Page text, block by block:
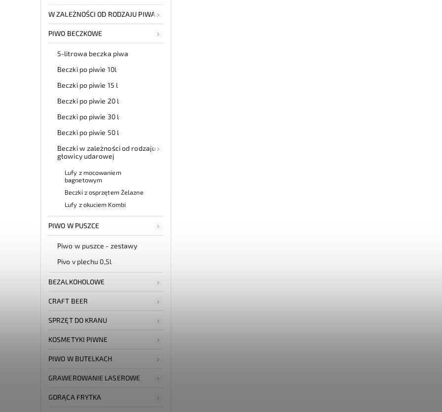
W ZALEŻNOŚCI OD RODZAJU PIWA
PIWO BECZKOWE
5-litrowa beczka piwa
Beczki po piwie 10l
Beczki po piwie 15 l
Beczki po piwie 20 l
Beczki po piwie 30 l
Beczki po piwie 50 l
Beczki w zależności od rodzaju
głowicy udarowej
Lufy z mocowaniem
bagnetowym
Beczki z osprzętem Żelazne
Lufy z okuciem Kombi
PIWO W PUSZCE
Piwo w puszce - zestawy
Pivo v plechu 0,5l
BEZALKOHOLOWE
CRAFT BEER
SPRZĘT DO KRANU
KOSMETYKI PIWNE
PIWO W BUTELKACH
GRAWEROWANIE LASEROWE
GORĄCA FRYTKA